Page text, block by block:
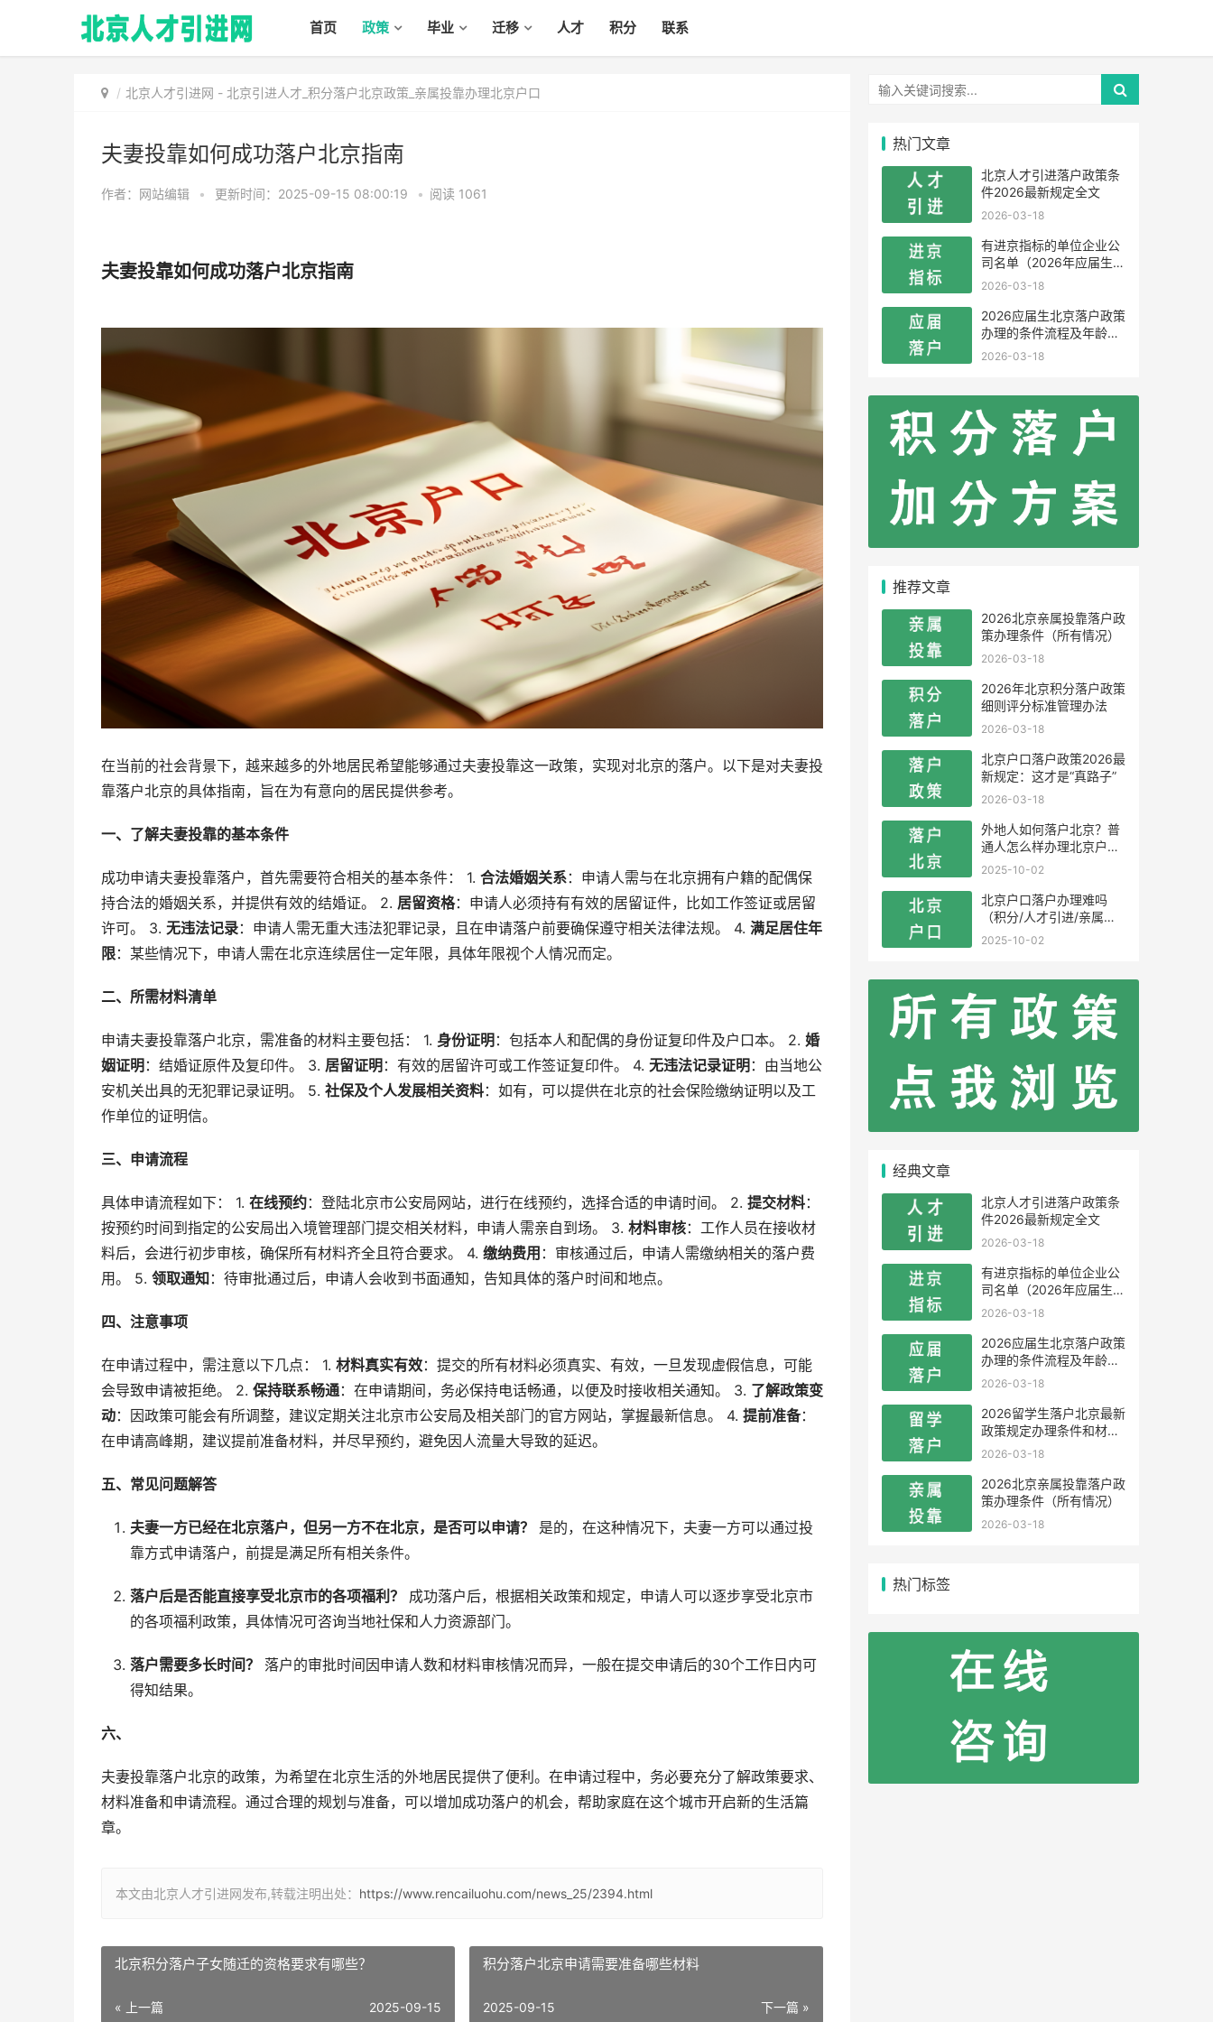
首页 政策 毕业 迁移 人才 积分 联系
北京人才引进网 - 北京引进人才_积分落户北京政策_亲属投靠办理北京户口
夫妻投靠如何成功落户北京指南
作者：网站编辑 • 更新时间：2025-09-15 08:00:19 • 阅读 1061
夫妻投靠如何成功落户北京指南
在当前的社会背景下，越来越多的外地居民希望能够通过夫妻投靠这一政策，实现对北京的落户。以下是对夫妻投
靠落户北京的具体指南，旨在为有意向的居民提供参考。
一、了解夫妻投靠的基本条件
成功申请夫妻投靠落户，首先需要符合相关的基本条件： 1. 合法婚姻关系：申请人需与在北京拥有户籍的配偶保
持合法的婚姻关系，并提供有效的结婚证。 2. 居留资格：申请人必须持有有效的居留证件，比如工作签证或居留
许可。 3. 无违法记录：申请人需无重大违法犯罪记录，且在申请落户前要确保遵守相关法律法规。 4. 满足居住年
限：某些情况下，申请人需在北京连续居住一定年限，具体年限视个人情况而定。
二、所需材料清单
申请夫妻投靠落户北京，需准备的材料主要包括： 1. 身份证明 ：包括本人和配偶的身份证复印件及户口本。 2. 婚
姻证明 ：结婚证原件及复印件。 3. 居留证明 ：有效的居留许可或工作签证复印件。 4. 无违法记录证明 ：由当地公
安机关出具的无犯罪记录证明。 5. 社保及个人发展相关资料：如有，可以提供在北京的社会保险缴纳证明以及工
作单位的证明信。
三、申请流程
具体申请流程如下： 1. 在线预约：登陆北京市公安局网站，进行在线预约，选择合适的申请时间。 2. 提交材料：
按预约时间到指定的公安局出入境管理部门提交相关材料，申请人需亲自到场。 3. 材料审核：工作人员在接收材
料后，会进行初步审核，确保所有材料齐全且符合要求。 4. 缴纳费用 ：审核通过后，申请人需缴纳相关的落户费
用。 5. 领取通知 ：待审批通过后，申请人会收到书面通知，告知具体的落户时间和地点。
四、注意事项
在申请过程中，需注意以下几点： 1. 材料真实有效：提交的所有材料必须真实、有效，一旦发现虚假信息，可能
会导致申请被拒绝。 2. 保持联系畅通：在申请期间，务必保持电话畅通，以便及时接收相关通知。 3. 了解政策变
动：因政策可能会有所调整，建议定期关注北京市公安局及相关部门的官方网站，掌握最新信息。 4. 提前准备：
在申请高峰期，建议提前准备材料，并尽早预约，避免因人流量大导致的延迟。
五、常见问题解答
夫妻一方已经在北京落户，但另一方不在北京，是否可以申请？
是的，在这种情况下，夫妻一方可以通过投
靠方式申请落户，前提是满足所有相关条件。
落户后是否能直接享受北京市的各项福利？
成功落户后，根据相关政策和规定，申请人可以逐步享受北京市
的各项福利政策，具体情况可咨询当地社保和人力资源部门。
落户需要多长时间？
落户的审批时间因申请人数和材料审核情况而异，一般在提交申请后的30个工作日内可
得知结果。
六、
夫妻投靠落户北京的政策，为希望在北京生活的外地居民提供了便利。在申请过程中，务必要充分了解政策要求、
材料准备和申请流程。通过合理的规划与准备，可以增加成功落户的机会，帮助家庭在这个城市开启新的生活篇
章。
本文由北京人才引进网发布,转载注明出处： https://www.rencailuohu.com/news_25/2394.html
北京积分落户子女随迁的资格要求有哪些？
« 上一篇 2025-09-15
积分落户北京申请需要准备哪些材料
下一篇 »
2025-09-15
热门文章
北京人才引进落户政策条
件2026最新规定全文
2026-03-18
有进京指标的单位企业公
司名单（2026年应届生留
学生）
2026-03-18
2026应届生北京落户政策
办理的条件流程及年龄限
制
2026-03-18
推荐文章
2026北京亲属投靠落户政
策办理条件（所有情况）
2026-03-18
2026年北京积分落户政策
细则评分标准管理办法
2026-03-18
北京户口落户政策2026最
新规定：这才是“真路子”
2026-03-18
外地人如何落户北京？普
通人怎么样办理北京户
口？
2025-10-02
北京户口落户办理难吗
（积分/人才引进/亲属投
靠）
2025-10-02
经典文章
北京人才引进落户政策条
件2026最新规定全文
2026-03-18
有进京指标的单位企业公
司名单（2026年应届生留
学生）
2026-03-18
2026应届生北京落户政策
办理的条件流程及年龄限
制
2026-03-18
2026留学生落户北京最新
政策规定办理条件和材料
及流程
2026-03-18
2026北京亲属投靠落户政
策办理条件（所有情况）
2026-03-18
热门标签